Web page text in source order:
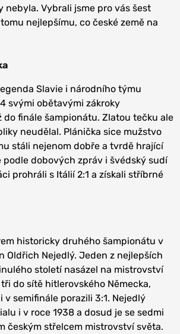
nebyla. Vybrali jsme pro vás šest
nejlepšímu, co české země na
Slavie i národního týmu
svými obětavými zákroky
do finále šampionátu. Zlatou tečku ale
neudělal. Plánička sice mužstvo
stáli nejenom dobře a tvrdě hrající
podle dobových zpráv i švédský sudí
prohráli s Itálií 2:1 a získali stříbrné
historicky druhého šampionátu v
Oldřich Nejedlý. Jeden z nejlepších
století nasázel na mistrovství
do sítě hitlerovského Německa,
v semifinále porazili 3:1. Nejedlý
i v roce 1938 a dosud je se sedmi
českým střelcem mistrovství světa.